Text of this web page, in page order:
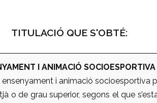
TITULACIÓ QUE S'OBTÉ:
I ANIMACIÓ SOCIOESPORTIVA
i animació socioesportiva
o de grau superior, segons el que